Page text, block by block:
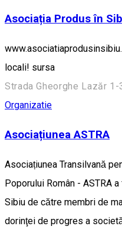
Asociația Produs în
locali! sursa
Strada Gheorghe Lazăr
Organizatie
Asociațiunea ASTRA
Asociațiunea Transilvană
Poporului Român - ASTRA
Sibiu de către membri de
dorinţei de progres a